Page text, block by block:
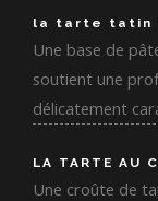
la tarte tatin
Une base de
soutient une
délicatement
LA TARTE AU
Une croûte de